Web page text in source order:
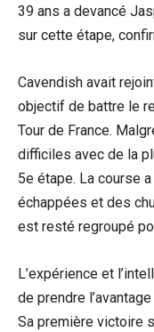
39 ans a devancé
sur cette étape,
Cavendish avait
objectif de battre le
Tour de France.
difficiles avec de la
5e étape. La course
échappées et des
est resté regroupé
L’expérience et
de prendre
Sa première victoire